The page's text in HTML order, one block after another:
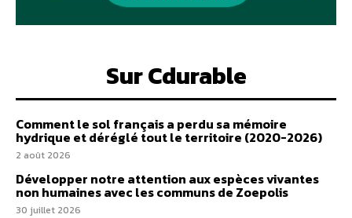
Sur Cdurable
Comment le sol français a perdu sa mémoire
hydrique et déréglé tout le territoire (2020-2026)
2 août 2026
Développer notre attention aux espèces vivantes
non humaines avec les communs de Zoepolis
30 juillet 2026